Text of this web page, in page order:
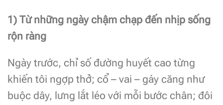
1) Từ những ngày chậm chạp đến nhịp sống
rộn ràng
Ngày trước, chỉ số đường huyết cao từng
khiến tôi ngợp thở; cổ – vai – gáy căng như
buộc dây, lưng lắt léo với mỗi bước chân; đôi